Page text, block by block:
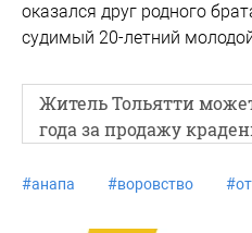
оказался друг родного
судимый 20-летний
Житель Тольятти
года за продажу
#анапа #воровство #